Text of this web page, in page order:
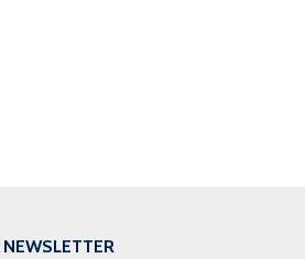
NEWSLETTER